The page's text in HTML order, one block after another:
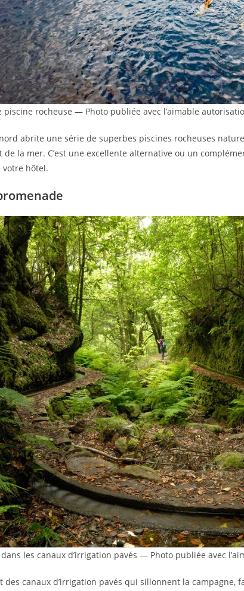
piscine rocheuse — Photo publiée avec l’aimable
abrite une série de superbes piscines rocheuses
de la mer. C’est une excellente alternative ou un
votre hôtel.
les canaux d’irrigation pavés — Photo publiée avec
des canaux d’irrigation pavés qui sillonnent la campagne,